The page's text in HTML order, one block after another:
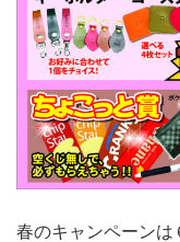
春のキャンペーンは